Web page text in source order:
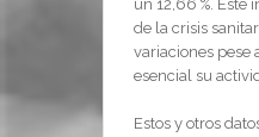
un 12,66 %.
de la crisis
variaciones pese
esencial su
Estos y otros